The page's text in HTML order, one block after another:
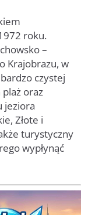
roku.
–
Krajobrazu, w
czystej
plaż oraz
jeziora
Złote i
turystyczny
wypłynąć